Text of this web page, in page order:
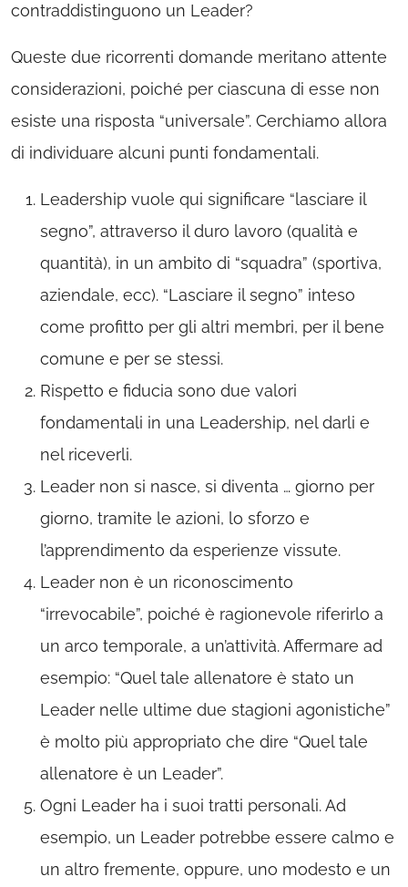
contraddistinguono un Leader?
Queste due ricorrenti domande meritano attente
considerazioni, poiché per ciascuna di esse non
esiste una risposta “universale”. Cerchiamo allora
di individuare alcuni punti fondamentali.
Leadership vuole qui significare “lasciare il
segno”, attraverso il duro lavoro (qualità e
quantità), in un ambito di “squadra” (sportiva,
aziendale, ecc). “Lasciare il segno” inteso
come profitto per gli altri membri, per il bene
comune e per se stessi.
Rispetto e fiducia sono due valori
fondamentali in una Leadership, nel darli e
nel riceverli.
Leader non si nasce, si diventa … giorno per
giorno, tramite le azioni, lo sforzo e
l’apprendimento da esperienze vissute.
Leader non è un riconoscimento
“irrevocabile”, poiché è ragionevole riferirlo a
un arco temporale, a un’attività. Affermare ad
esempio: “Quel tale allenatore è stato un
Leader nelle ultime due stagioni agonistiche”
è molto più appropriato che dire “Quel tale
allenatore è un Leader”.
Ogni Leader ha i suoi tratti personali. Ad
esempio, un Leader potrebbe essere calmo e
un altro fremente, oppure, uno modesto e un